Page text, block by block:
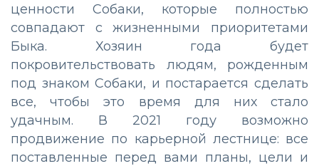
ценности Собаки, которые полностью
совпадают с жизненными приоритетами
Быка. Хозяин года будет
покровительствовать людям, рожденным
под знаком Собаки, и постарается сделать
все, чтобы это время для них стало
удачным. В 2021 году возможно
продвижение по карьерной лестнице: все
поставленные перед вами планы, цели и